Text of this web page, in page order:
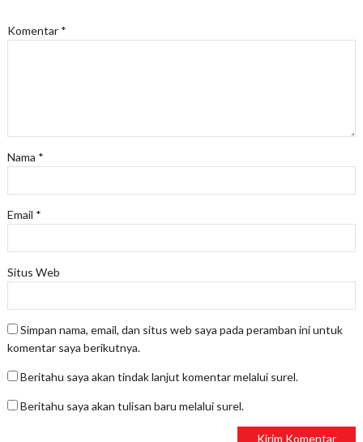
Komentar *
Nama *
Email *
Situs Web
Simpan nama, email, dan situs web saya pada peramban ini untuk
komentar saya berikutnya.
Beritahu saya akan tindak lanjut komentar melalui surel.
Beritahu saya akan tulisan baru melalui surel.